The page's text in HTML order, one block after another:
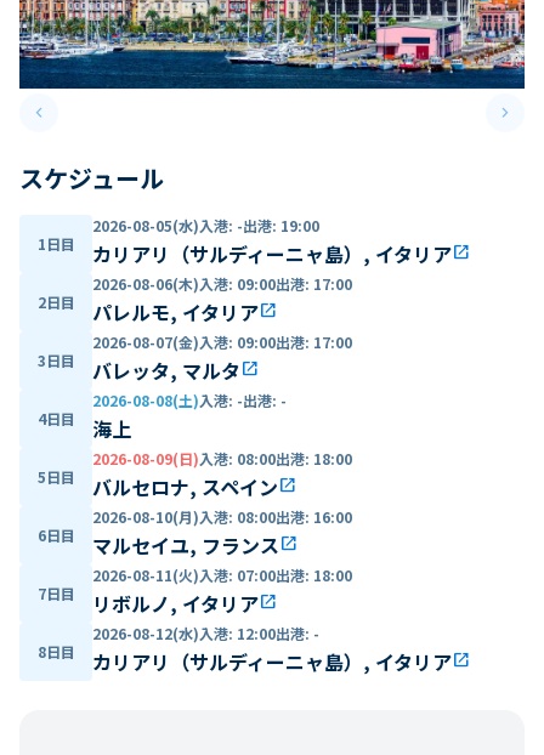
keyboard_arrow_leftPrevious slide keyboard_arrow_right
スケジュール
1日目
2026-08-05(水)入港: -出港: 19:00
カリアリ（サルディーニャ島）, イタリアopen_in_new
2日目
2026-08-06(木)入港: 09:00出港: 17:00
パレルモ, イタリアopen_in_new
3日目
2026-08-07(金)入港: 09:00出港: 17:00
バレッタ, マルタopen_in_new
4日目
2026-08-08(土)入港: -出港: -
海上
5日目
2026-08-09(日)入港: 08:00出港: 18:00
バルセロナ, スペインopen_in_new
6日目
2026-08-10(月)入港: 08:00出港: 16:00
マルセイユ, フランスopen_in_new
7日目
2026-08-11(火)入港: 07:00出港: 18:00
リボルノ, イタリアopen_in_new
8日目
2026-08-12(水)入港: 12:00出港: -
カリアリ（サルディーニャ島）, イタリアopen_in_new